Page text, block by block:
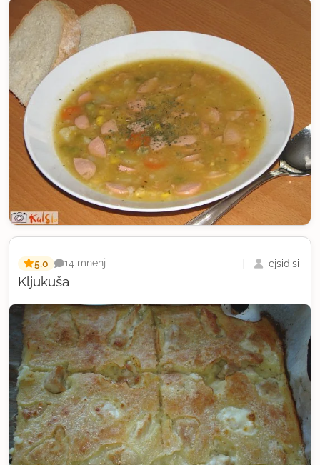
Kljukuša
5,0 14 mnenj ejsidisi